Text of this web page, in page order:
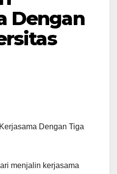
Dengan
menjalin kerjasama